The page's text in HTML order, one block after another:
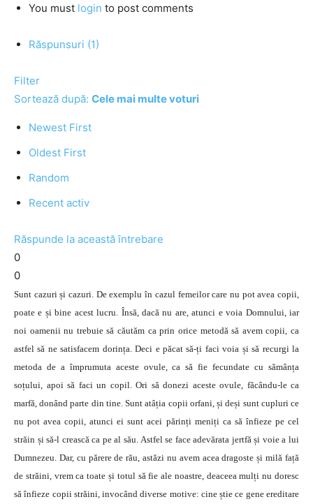
You must login to post comments
Răspunsuri (1)
Filter
Sortează după: Cele mai multe voturi
Newest First
Oldest First
Random
Recent activ
Răspunde la această întrebare
0
0
Sunt cazuri și cazuri. De exemplu în cazul femeilor care nu pot avea copii,
poate e și bine acest lucru. Însă, dacă nu are, atunci e voia Domnului, iar
noi oamenii nu trebuie să căutăm ca prin orice metodă să avem copii, ca
astfel să ne satisfacem dorința. Deci e păcat să-ți faci voia și să recurgi la
metoda de a împrumuta aceste ovule, ca să fie fecundate cu sămânța
soțului, apoi să faci un copil. Ori să donezi aceste ovule, făcându-le ca
marfă, donând parte din tine. Sunt atâția copii orfani, și deși sunt cupluri ce
nu pot avea copii, atunci ei sunt acei părinți meniți ca să înfieze pe cel
străin și să-l crească ca pe al său. Astfel se face adevărata jertfă și voie a lui
Dumnezeu. Dar, cu părere de rău, astăzi nu avem acea dragoste și milă față
de străini, vrem ca toate și totul să fie ale noastre, deaceea mulți nu doresc
să înfieze copii străini, invocând diverse motive: cine știe ce gene ereditare